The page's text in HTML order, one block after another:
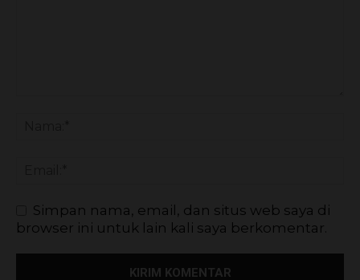
Simpan nama, email, dan situs web saya di
browser ini untuk lain kali saya berkomentar.